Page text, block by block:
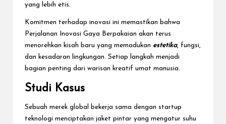
yang lebih etis.
Komitmen terhadap inovasi ini memastikan bahwa
Perjalanan Inovasi Gaya Berpakaian akan terus
menorehkan kisah baru yang memadukan estetika, fungsi,
dan kesadaran lingkungan. Setiap langkah menjadi
bagian penting dari warisan kreatif umat manusia.
Studi Kasus
Sebuah merek global bekerja sama dengan startup
teknologi menciptakan jaket pintar yang mengatur suhu